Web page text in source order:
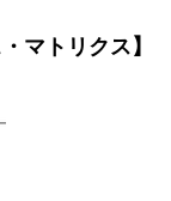
マトリクス】